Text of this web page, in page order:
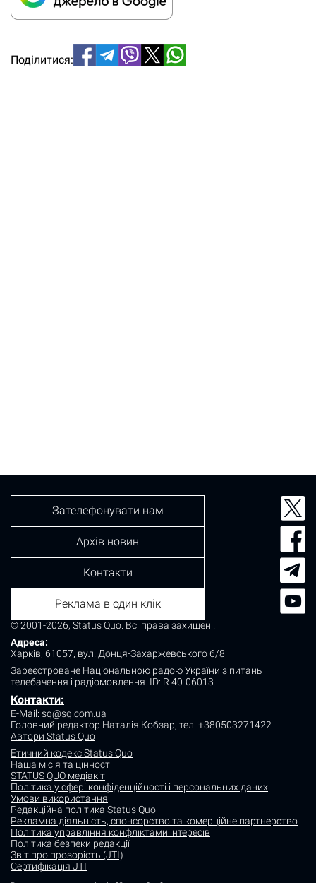
Поділитися:
© 2001-2026, Status Quo. Всі права захищені.
Адреса:
Харків, 61057, вул. Донця-Захаржевського 6/8
Зареєстроване Національною радою України з питань
телебачення і радіомовлення. ID: R 40-06013.
Контакти:
E-Mail: sq@sq.com.ua
Головний редактор Наталія Кобзар, тел. +380503271422
Автори Status Quo
Етичний кодекс Status Quo
Наша місія та цінності
STATUS QUO медіакіт
Політика у сфері конфіденційності і персональних даних
Умови використання
Редакційна політика Status Quo
Рекламна діяльність, спонсорство та комерційне партнерство
Політика управління конфліктами інтересів
Політика безпеки редакції
Звіт про прозорість (JTI)
Сертифікація JTI
Зателефонувати нам
Архів новин
Контакти
Реклама в один клік